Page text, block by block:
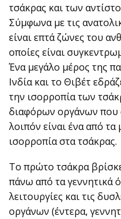
τσάκρας και των
Σύμφωνα με τις
είναι επτά ζώνες του
οποίες είναι
Ένα μεγάλο μέρος της
Ινδία και το Θιβέτ
την ισορροπία των
διαφόρων οργάνων που
λοιπόν είναι ένα από
ισορροπία στα τσάκρας.
Το πρώτο τσάκρα
πάνω από τα γεννητικά
λειτουργίες και τις
οργάνων (έντερα,